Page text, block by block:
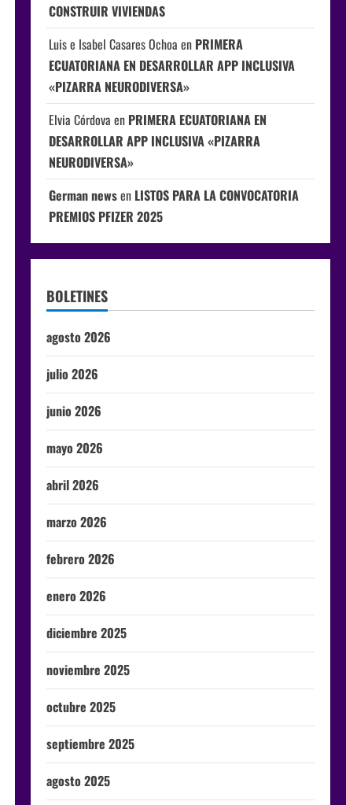
CONSTRUIR VIVIENDAS
Luis e Isabel Casares Ochoa en PRIMERA
ECUATORIANA EN DESARROLLAR APP INCLUSIVA
«PIZARRA NEURODIVERSA»
Elvia Córdova en PRIMERA ECUATORIANA EN
DESARROLLAR APP INCLUSIVA «PIZARRA
NEURODIVERSA»
German newsen LISTOS PARA LA CONVOCATORIA
PREMIOS PFIZER 2025
BOLETINES
agosto 2026
julio 2026
junio 2026
mayo 2026
abril 2026
marzo 2026
febrero 2026
enero 2026
diciembre 2025
noviembre 2025
octubre 2025
septiembre 2025
agosto 2025